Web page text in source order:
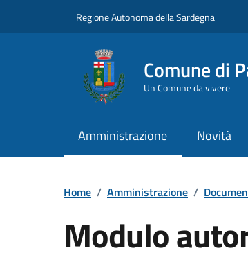
Regione Autonoma della Sardegna
Comune di
Un Comune da vivere
Amministrazione Novità
Home / Amministrazione /
Modulo